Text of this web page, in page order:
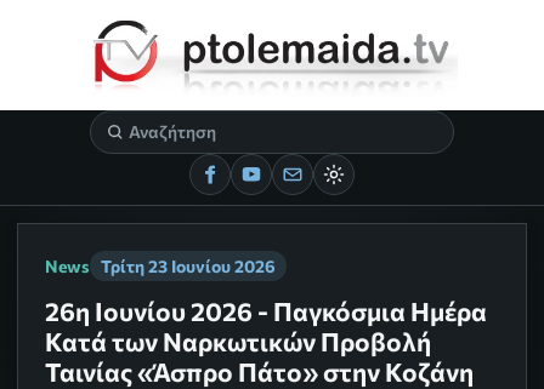
News Τρίτη 23 Ιουνίου 2026
26η Ιουνίου 2026 - Παγκόσμια Ημέρα
Κατά των Ναρκωτικών Προβολή
Ταινίας «Άσπρο Πάτο» στην Κοζάνη